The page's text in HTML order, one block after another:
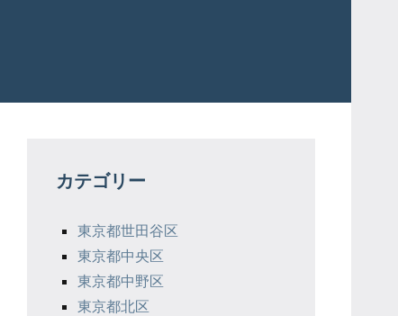
カテゴリー
東京都世田谷区
東京都中央区
東京都中野区
東京都北区